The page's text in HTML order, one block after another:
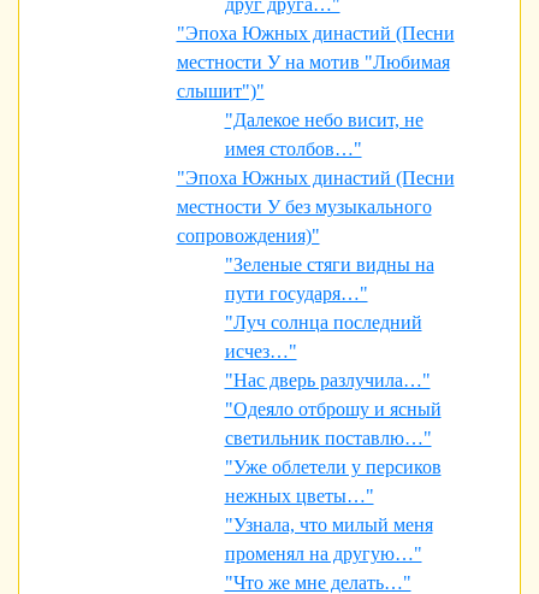
друг друга…"
"Эпоха Южных династий (Песни
местности У на мотив "Любимая
слышит")"
"Далекое небо висит, не
имея столбов…"
"Эпоха Южных династий (Песни
местности У без музыкального
сопровождения)"
"Зеленые стяги видны на
пути государя…"
"Луч солнца последний
исчез…"
"Нас дверь разлучила…"
"Одеяло отброшу и ясный
светильник поставлю…"
"Уже облетели у персиков
нежных цветы…"
"Узнала, что милый меня
променял на другую…"
"Что же мне делать…"